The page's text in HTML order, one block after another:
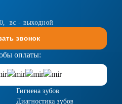
вс - выходной
Заказать звонок
оплаты:
Гигиена зубов
Диагностика зубов